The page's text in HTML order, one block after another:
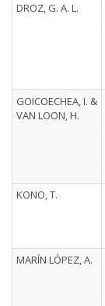
DROZ, G. A. L.
GOICOECHEA, I. &
VAN LOON, H.
KONO, T.
MARÍN LÓPEZ, A.